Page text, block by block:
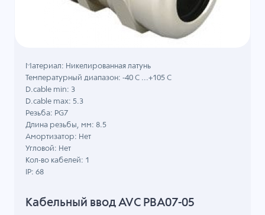
Кабельный ввод AVC PBA07-05
Материал: Никелированная латунь
Температурный диапазон: -40 C ...+105 C
D.cable min: 3
D.cable max: 5.3
Резьба: PG7
Длина резьбы, мм: 8.5
Амортизатор: Нет
Угловой: Нет
Кол-во кабелей: 1
IP: 68